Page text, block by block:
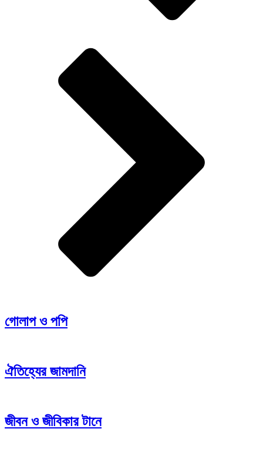
গোলাপ ও পপি
ঐতিহ্যের জামদানি
জীবন ও জীবিকার টানে